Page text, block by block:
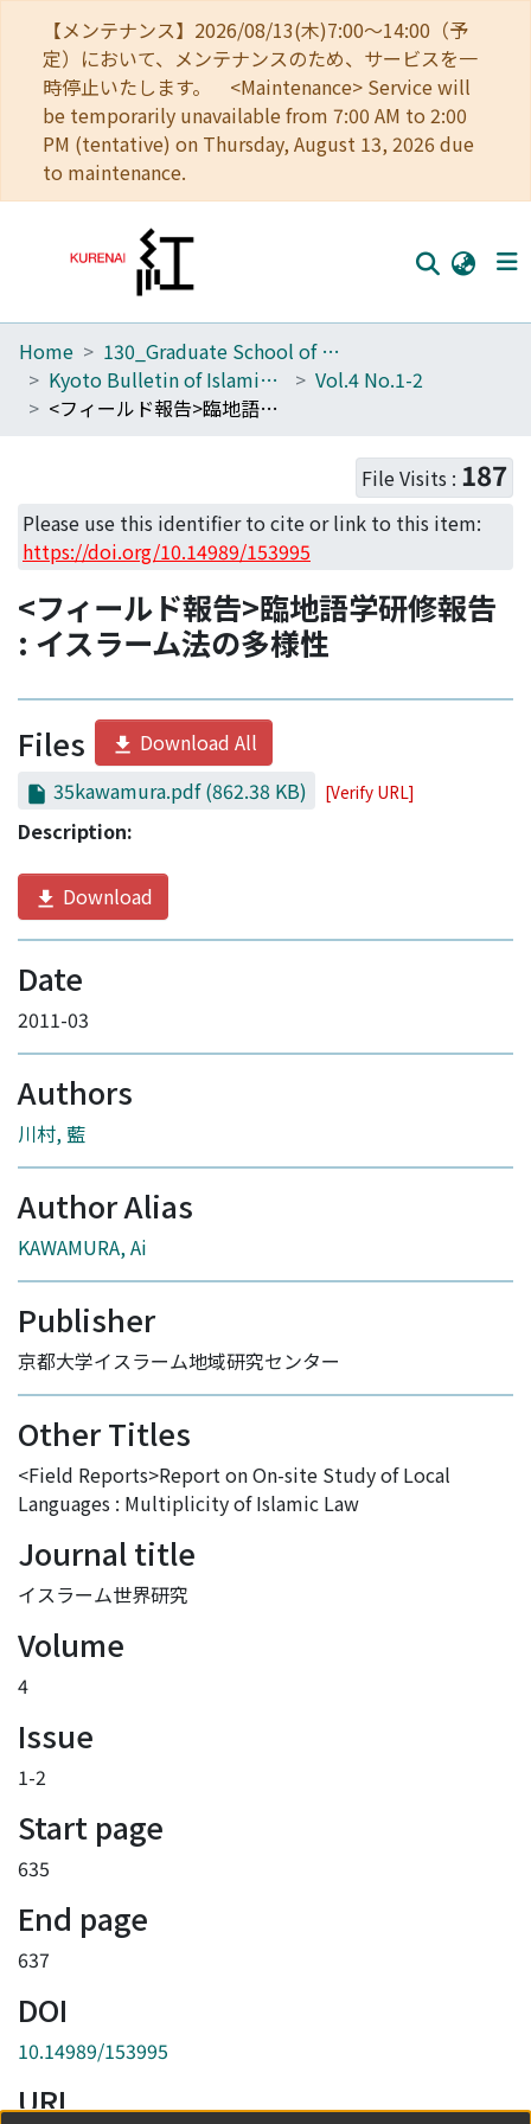
【メンテナンス】2026/08/13(木)7:00～14:00（予
定）において、メンテナンスのため、サービスを一
時停止いたします。 <Maintenance> Service will
be temporarily unavailable from 7:00 AM to 2:00
PM (tentative) on Thursday, August 13, 2026 due
to maintenance.
Home
Communities
Access Statistics
Library Network
Home
130_Graduate School of Asian and African Area Studies
Kyoto Bulletin of Islamic Area Studies
Vol.4 No.1-2
<フィールド報告>臨地語学研修報告 : イスラーム法の多様性
File Visits : 187
Please use this identifier to cite or link to this item:
https://doi.org/10.14989/153995
<フィールド報告>臨地語学研修報告
: イスラーム法の多様性
Files
Download All
35kawamura.pdf(862.38 KB) [Verify URL]
Description:
Download
Date
2011-03
Authors
川村, 藍
Author Alias
KAWAMURA, Ai
Publisher
京都大学イスラーム地域研究センター
Other Titles
<Field Reports>Report on On-site Study of Local
Languages : Multiplicity of Islamic Law
Journal title
イスラーム世界研究
Volume
4
Issue
1-2
Start page
635
End page
637
DOI
10.14989/153995
URI